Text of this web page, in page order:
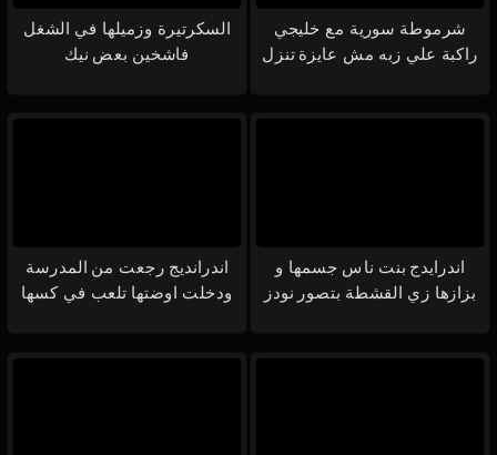
السكرتيرة وزميلها في الشغل
فاشخين بعض نيك
شرموطة سورية مع خليجي
راكبة علي زبه مش عايزة تنزل
اندرانديج رجعت من المدرسة
ودخلت اوضتها تلعب في كسها
اندرايدج بنت ناس جسمها و
بزازها زي القشطة بتصور نودز